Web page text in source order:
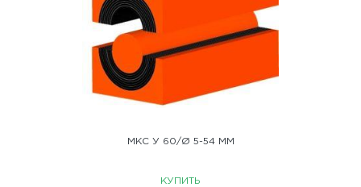
МКС У 60/Ø 5-54 ММ
КУПИТЬ